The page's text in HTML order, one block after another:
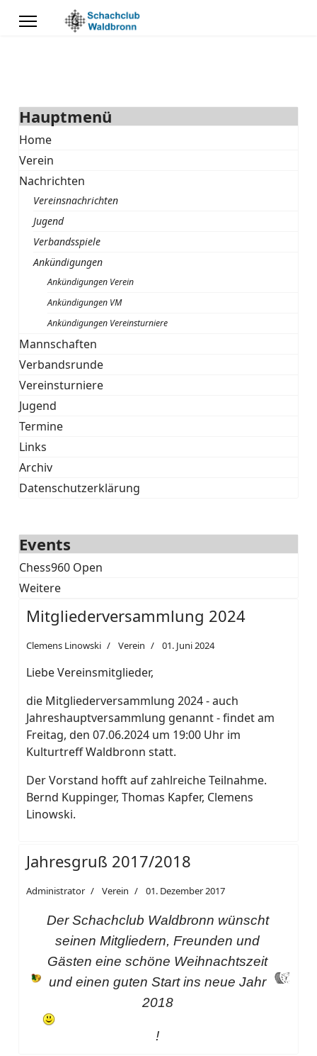
Hauptmenü
Home
Verein
Nachrichten
Vereinsnachrichten
Jugend
Verbandsspiele
Ankündigungen
Ankündigungen Verein
Ankündigungen VM
Ankündigungen Vereinsturniere
Mannschaften
Verbandsrunde
Vereinsturniere
Jugend
Termine
Links
Archiv
Datenschutzerklärung
Events
Chess960 Open
Weitere
Mitgliederversammlung 2024
Clemens Linowski Verein 01. Juni 2024
Liebe Vereinsmitglieder,
die Mitgliederversammlung 2024 - auch
Jahreshauptversammlung genannt - findet am
Freitag, den 07.06.2024 um 19:00 Uhr im
Kulturtreff Waldbronn statt.
Der Vorstand hofft auf zahlreiche Teilnahme.
Bernd Kuppinger, Thomas Kapfer, Clemens
Linowski.
Jahresgruß 2017/2018
Administrator Verein 01. Dezember 2017
Der Schachclub Waldbronn wünscht
seinen Mitgliedern, Freunden und
Gästen eine schöne Weihnachtszeit
und einen guten Start ins neue Jahr
2018
!